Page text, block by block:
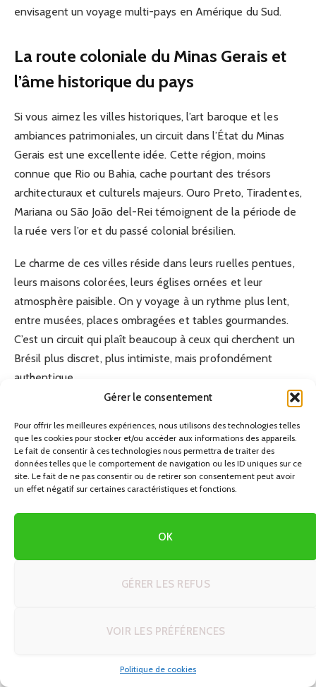
Gérer le consentement
Pour offrir les meilleures expériences, nous utilisons des technologies telles
que les cookies pour stocker et/ou accéder aux informations des appareils.
Le fait de consentir à ces technologies nous permettra de traiter des
données telles que le comportement de navigation ou les ID uniques sur ce
site. Le fait de ne pas consentir ou de retirer son consentement peut avoir
un effet négatif sur certaines caractéristiques et fonctions.
OK
GÉRER LES REFUS
VOIR LES PRÉFÉRENCES
Politique de cookies
envisagent un voyage multi-pays en Amérique du Sud.
La route coloniale du Minas Gerais et
l’âme historique du pays
Si vous aimez les villes historiques, l’art baroque et les
ambiances patrimoniales, un circuit dans l’État du Minas
Gerais est une excellente idée. Cette région, moins
connue que Rio ou Bahia, cache pourtant des trésors
architecturaux et culturels majeurs. Ouro Preto, Tiradentes,
Mariana ou São João del-Rei témoignent de la période de
la ruée vers l’or et du passé colonial brésilien.
Le charme de ces villes réside dans leurs ruelles pentues,
leurs maisons colorées, leurs églises ornées et leur
atmosphère paisible. On y voyage à un rythme plus lent,
entre musées, places ombragées et tables gourmandes.
C’est un circuit qui plaît beaucoup à ceux qui cherchent un
Brésil plus discret, plus intimiste, mais profondément
authentique.
Le Minas Gerais peut facilement être ajouté à un séjour au
départ de Rio de Janeiro. En quelques jours, on change
complètement d’ambiance et l’on découvre une autre
facette du pays, très différente des images de plages et
de carnaval.
Combiner plusieurs régions pour un
voyage complet
Le Brésil se prête très bien aux circuits combinés, à
L’idéal est de choisir deux ou trois grandes régions
semaines peut associer Rio de Janeiro, Paraty et Iguaçu.